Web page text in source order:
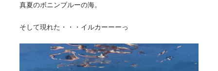
真夏のボニンブルーの海。
そして現れた・・・イルカーーーっ